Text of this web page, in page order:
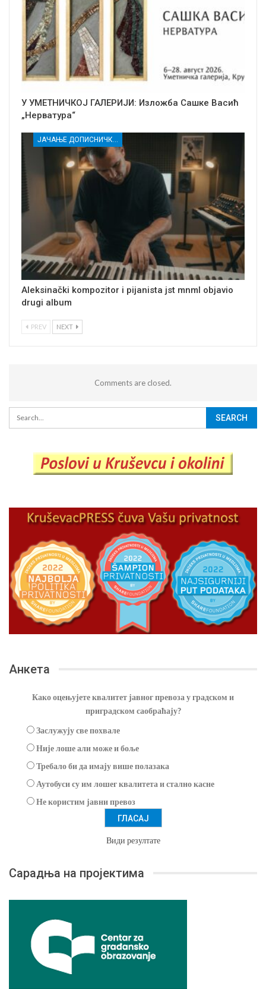
У УМЕТНИЧКОЈ ГАЛЕРИЈИ: Изложба Сашке Васић
„Нерватура“
ЈАЧАЊЕ ДОПИСНИЧКЕ МРЕЖЕ НЕЗАВИСНИХ МЕДИЈА У РАСИНСКОМ ОКРУГУ
Aleksinački kompozitor i pijanista jst mnml objavio
drugi album
PREV NEXT
Comments are closed.
Анкета
Како оцењујете квалитет јавног превоза у градском и
приградском саобраћају?
Заслужују све похвале
Није лоше али може и боље
Требало би да имају више полазака
Аутобуси су им лошег квалитета и стално касне
Не користим јавни превоз
Види резултате
Сарадња на пројектима